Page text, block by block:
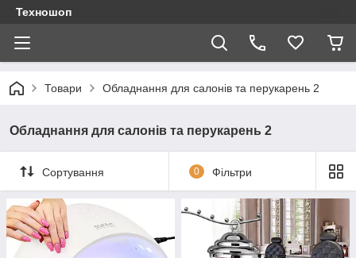
Техношоп
Товари Обладнання для салонів та перукарень 2
Обладнання для салонів та перукарень 2
Сортування 0 Фільтри